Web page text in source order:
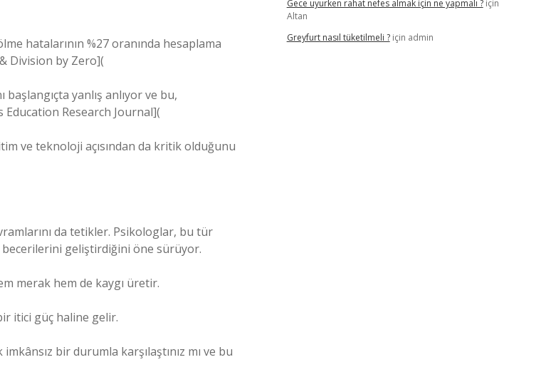
hatalarının %27 oranında hesaplama
Division by Zero](
başlangıçta yanlış anlıyor ve bu,
Education Research Journal](
ve teknoloji açısından da kritik olduğunu
da tetikler. Psikologlar, bu tür
geliştirdiğini öne sürüyor.
merak hem de kaygı üretir.
itici güç haline gelir.
bir durumla karşılaştınız mı ve bu
Gece uyurken rahat nefes almak için ne yapmalı ?için
Altan
Greyfurt nasıl tüketilmeli ?için admin